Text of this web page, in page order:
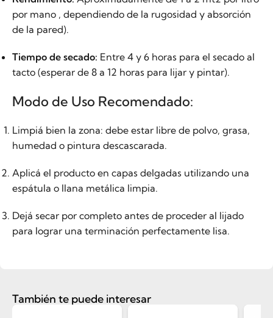
por mano , dependiendo de la rugosidad y absorción
de la pared).
Tiempo de secado: Entre 4 y 6 horas para el secado al
tacto (esperar de 8 a 12 horas para lijar y pintar).
Modo de Uso Recomendado:
Limpiá bien la zona: debe estar libre de polvo, grasa,
humedad o pintura descascarada.
Aplicá el producto en capas delgadas utilizando una
espátula o llana metálica limpia.
Dejá secar por completo antes de proceder al lijado
para lograr una terminación perfectamente lisa.
También te puede interesar